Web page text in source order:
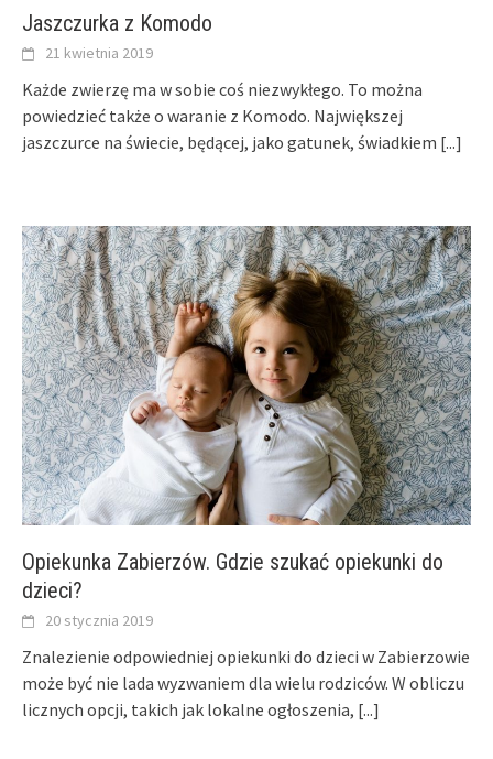
Jaszczurka z Komodo
21 kwietnia 2019
Każde zwierzę ma w sobie coś niezwykłego. To można
powiedzieć także o waranie z Komodo. Największej
jaszczurce na świecie, będącej, jako gatunek, świadkiem [...]
Opiekunka Zabierzów. Gdzie szukać opiekunki do
dzieci?
20 stycznia 2019
Znalezienie odpowiedniej opiekunki do dzieci w Zabierzowie
może być nie lada wyzwaniem dla wielu rodziców. W obliczu
licznych opcji, takich jak lokalne ogłoszenia, [...]